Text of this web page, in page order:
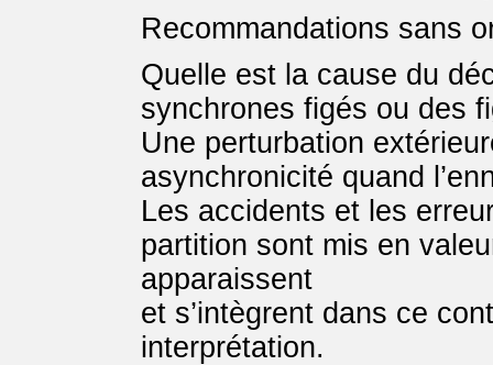
Recommandations sans
Quelle est la cause du
synchrones figés ou des
Une perturbation
asynchronicité quand
Les accidents et les
partition sont mis en
apparaissent
et s’intègrent dans ce
interprétation.